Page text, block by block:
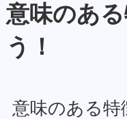
意味のあ
う！
意味のある